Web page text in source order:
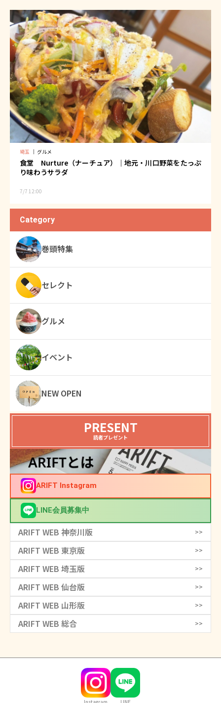
埼玉 ｜ グルメ
食堂 Nurture（ナーチュア）｜地元・川口野菜をたっぷ
り味わうサラダ
7/7 12:00
Category
巻頭特集
セレクト
グルメ
イベント
NEW OPEN
PRESENT
読者プレゼント
ARIFT Instagram
LINE会員募集中
ARIFT WEB 神奈川版 >>
ARIFT WEB 東京版 >>
ARIFT WEB 埼玉版 >>
ARIFT WEB 仙台版 >>
ARIFT WEB 山形版 >>
ARIFT WEB 総合 >>